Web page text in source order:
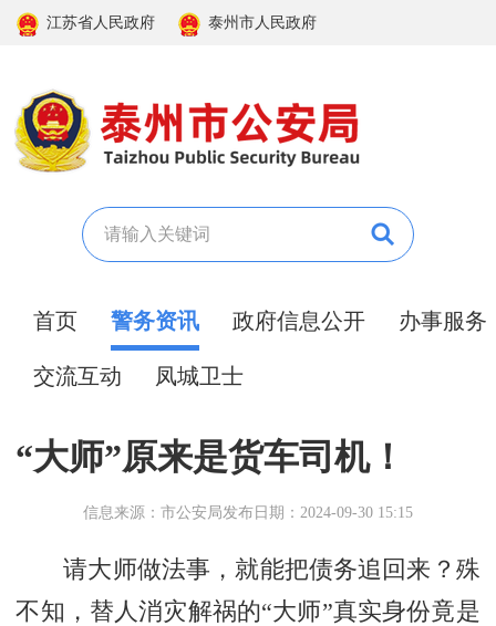
江苏省人民政府 泰州市人民政府
首页 警务资讯 政府信息公开 办事服务
交流互动 凤城卫士
“大师”原来是货车司机！
信息来源：市公安局发布日期：2024-09-30 15:15
请大师做法事，就能把债务追回来？殊
不知，替人消灾解祸的“大师”真实身份竟是